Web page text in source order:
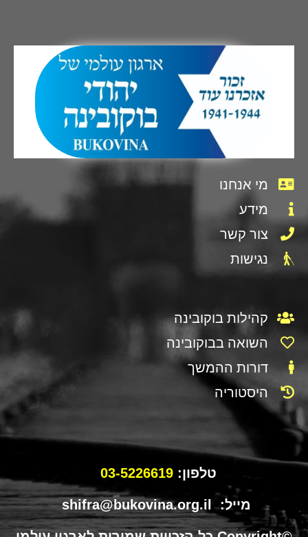
מי אנחנו
מידע
צור קשר
נגישות
קהילות בוקובינה
השואה בבוקובינה
דורות ההמשך
היסטוריה
טלפון:03-5226619
מייל: shifra@bukovina.org.il